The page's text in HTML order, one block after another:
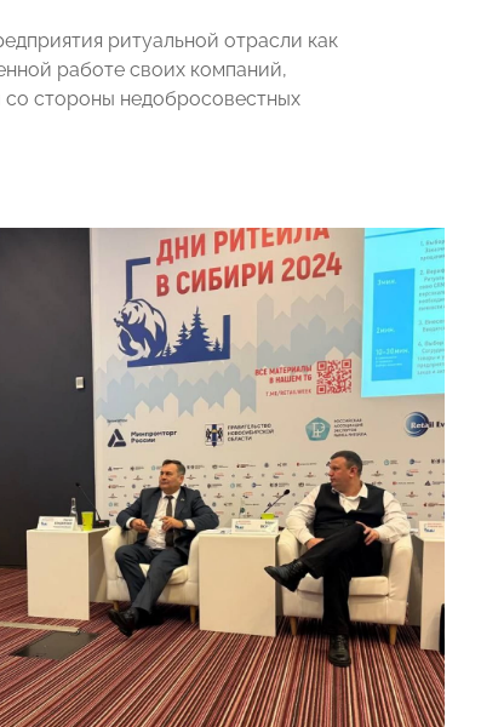
ритуальной отрасли как
работе своих компаний,
стороны недобросовестных